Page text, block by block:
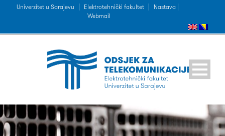
Univerzitet u Sarajevu Elektrotehnički fakultet
Nastava |
Webmail